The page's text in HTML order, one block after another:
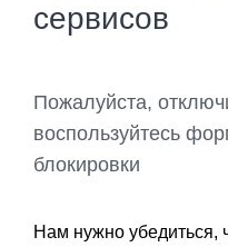
сервисов
Пожалуйста,
воспользуйтесь
блокировки
Нам нужно убедиться,